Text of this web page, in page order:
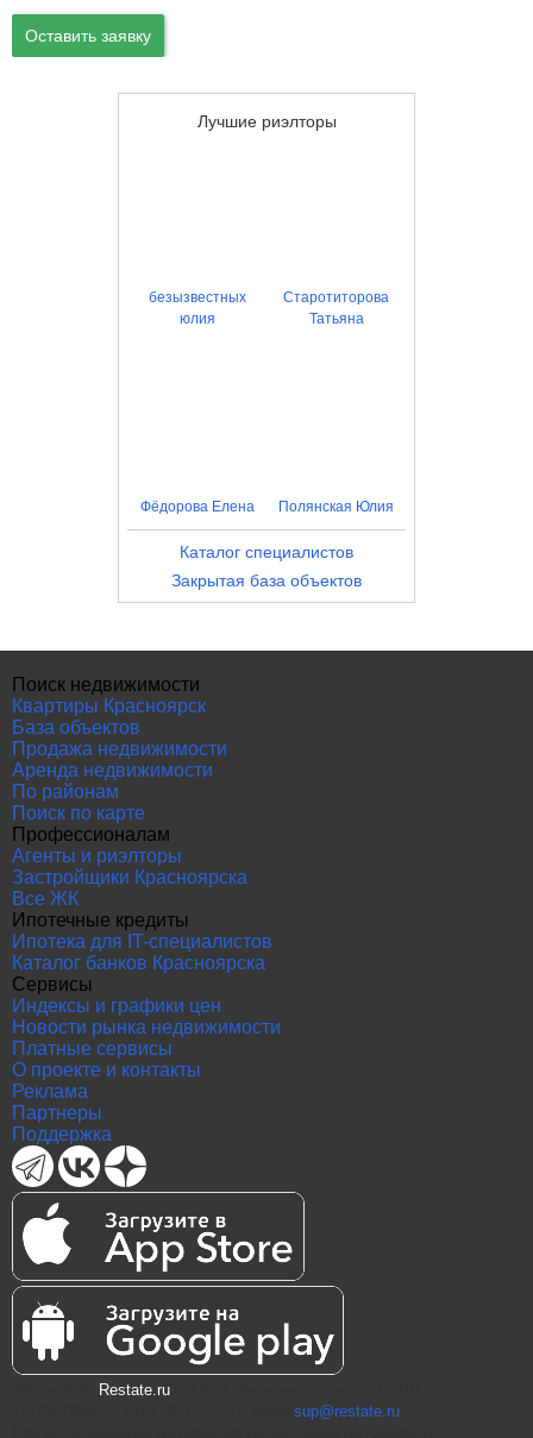
Оставить заявку
Лучшие риэлторы
безызвестных
юлия
Старотиторова
Татьяна
Фёдорова Елена Полянская Юлия
Каталог специалистов
Закрытая база объектов
Поиск недвижимости
Квартиры Красноярск
База объектов
Продажа недвижимости
Аренда недвижимости
По районам
Поиск по карте
Профессионалам
Агенты и риэлторы
Застройщики Красноярска
Все ЖК
Ипотечные кредиты
Ипотека для IT-специалистов
Каталог банков Красноярска
Сервисы
Индексы и графики цен
Новости рынка недвижимости
Платные сервисы
О проекте и контакты
Реклама
Партнеры
Поддержка
Restate.ru
sup@restate.ru